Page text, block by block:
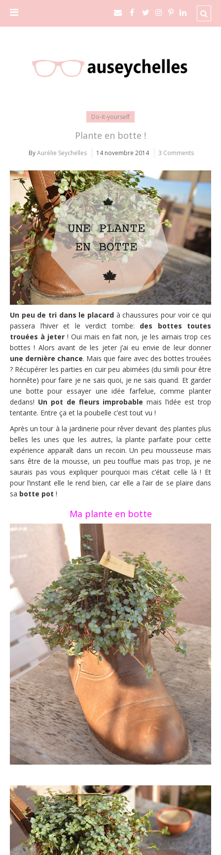
Do-it-yourself
Plante en botte !
ByAurélie Seychelles 14 novembre 2014 3 Comments
Un peu de tri dans le placard à chaussures pour voir ce qui
passera l’hiver et le verdict tombe: des bottes toutes
trouées à jeter! Oui mais en fait non, je les aimais trop ces
bottes ! Alors avant de les jeter j’ai eu envie de leur donner
une dernière chance. Mais que faire avec des bottes trouées
? Récupérer les parties en cuir peu abimées (du simili pour être
honnête) pour faire je ne sais quoi, je ne sais quand. Et garder
une botte pour essayer une idée farfelue, comme planter
dedans! Un pot de fleurs improbable mais l’idée est trop
tentante. Entre ça et la poubelle c’est tout vu !
Après un tour à la jardinerie pour rêver devant des plantes plus
belles les unes que les autres, la plante parfaite pour cette
expérience apparaît dans un recoin. Un peu mousseuse mais
sans être de la mousse, un peu touffue mais pas trop, je ne
saurais pas vous expliquer pourquoi mais c’était celle là ! Et
pour l’instant elle le rend bien, car elle a l’air de se plaire dans
sa botte pot !
Ma plante en botte